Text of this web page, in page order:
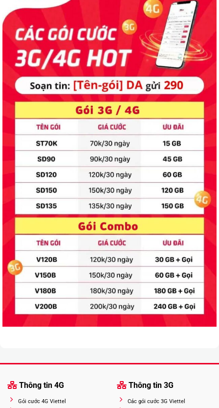
Thông tin 4G
Gói cước 4G Viettel
Thông tin 3G
Các gói cước 3G Viettel